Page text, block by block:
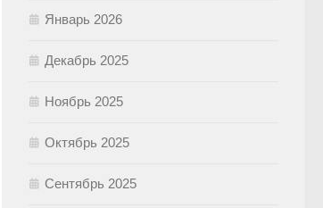
Январь 2026
Декабрь 2025
Ноябрь 2025
Октябрь 2025
Сентябрь 2025